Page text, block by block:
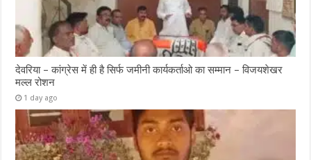
देवरिया – कांग्रेस में ही है सिर्फ जमीनी कार्यकर्ताओ का सम्मान – विजयशेखर
मल्ल रोशन
1 day ago